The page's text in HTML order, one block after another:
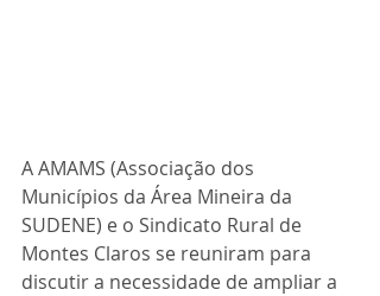
A AMAMS (Associação dos
Municípios da Área Mineira da
SUDENE) e o Sindicato Rural de
Montes Claros se reuniram para
discutir a necessidade de ampliar a